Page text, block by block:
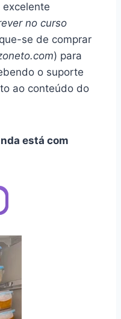
excelente
no curso
se de comprar
) para
o suporte
ao conteúdo do
está com